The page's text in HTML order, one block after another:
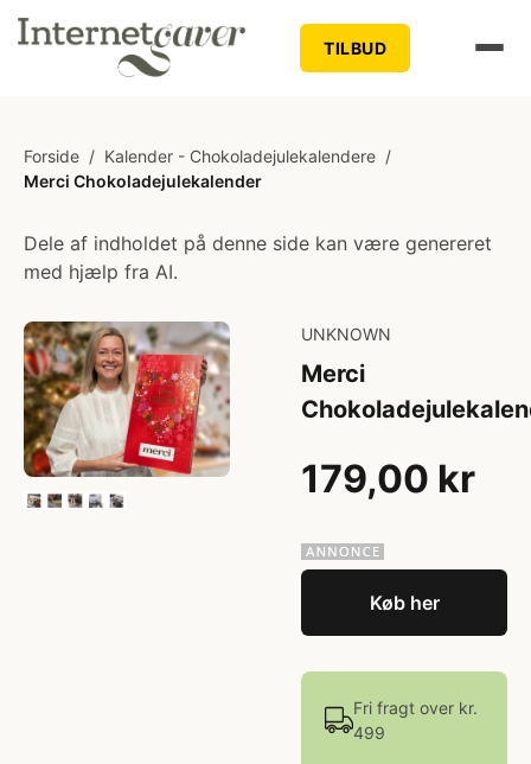
TILBUD
Forside / Kalender - Chokoladejulekalendere /
Merci Chokoladejulekalender
Dele af indholdet på denne side kan være genereret
med hjælp fra AI.
UNKNOWN
Merci
179,00 kr
Køb her
Fri fragt over kr.
499